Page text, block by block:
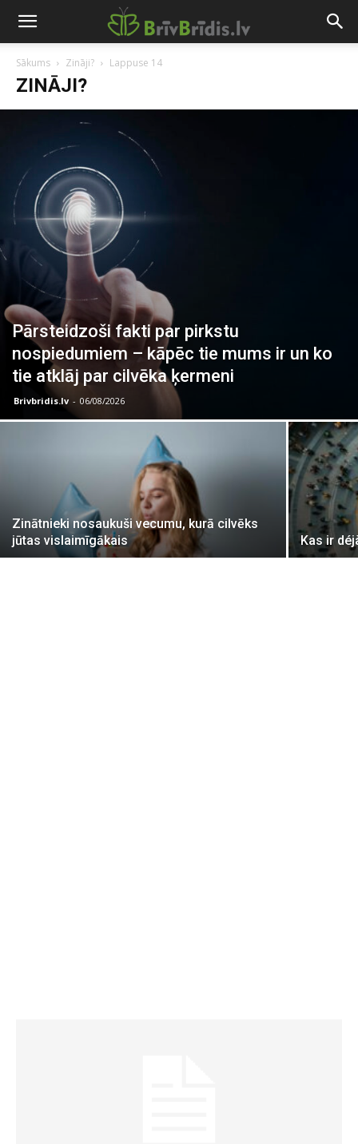
Sākums Zināji? Lappuse 14
ZINĀJI?
Pārsteidzoši fakti par pirkstu
nospiedumiem – kāpēc tie mums ir un ko
tie atklāj par cilvēka ķermeni
Brivbridis.lv - 06/08/2026
Zinātnieki nosaukuši vecumu, kurā cilvēks
jūtas vislaimīgākais
Kas ir